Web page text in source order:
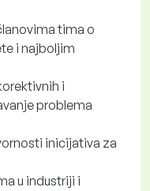
tima o
i najboljim
i
problema
inicijativa za
u industriji i